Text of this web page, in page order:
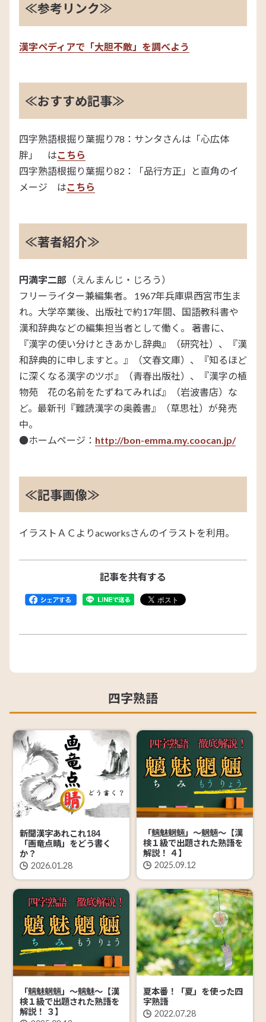
≪参考リンク≫
漢字ペディアで「大胆不敵」を調べよう
≪おすすめ記事≫
四字熟語根掘り葉掘り78：サンタさんは「心広体
胖」 はこちら
四字熟語根掘り葉掘り82：「品行方正」と直角のイ
メージ はこちら
≪著者紹介≫
円満字二郎 （えんまんじ・じろう）
フリーライター兼編集者。 1967年兵庫県西宮市生ま
れ。大学卒業後、出版社で約17年間、国語教科書や
漢和辞典などの編集担当者として働く。 著書に、
『漢字の使い分けときあかし辞典』（研究社）、『漢
和辞典的に申しますと。』（文春文庫）、『知るほど
に深くなる漢字のツボ』（青春出版社）、『漢字の植
物苑 花の名前をたずねてみれば』（岩波書店）な
ど。最新刊『難読漢字の奥義書』（草思社）が発売
中。
●ホームページ： http://bon-emma.my.coocan.jp/
≪記事画像≫
イラストＡＣよりacworksさんのイラストを利用。
記事を共有する
四字熟語
新聞漢字あれこれ184
「画竜点睛」をどう書く
か？
2026.01.28
「魑魅魍魎」～魍魎～【漢
検１級で出題された熟語を
解説！ ４】
2025.09.12
「魑魅魍魎」～魑魅～【漢
検１級で出題された熟語を
解説！ ３】
夏本番！「夏」を使った四
字熟語
2022.07.28